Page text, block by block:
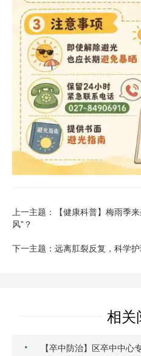
上一主题：【健康科普】梅雨季
风”？
下一主题：远离肛裂反复，科学
相关
· 【卒中防治】区卒中中心